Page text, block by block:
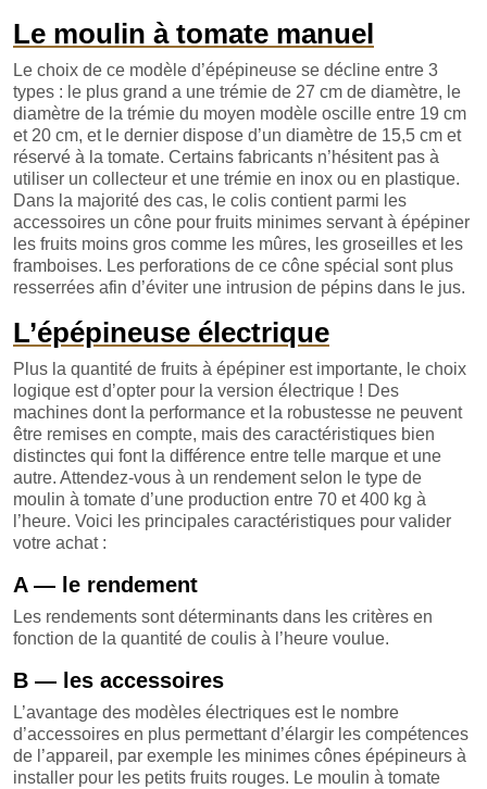
Le moulin à tomate manuel
Le choix de ce modèle d’épépineuse se décline entre 3
types : le plus grand a une trémie de 27 cm de diamètre, le
diamètre de la trémie du moyen modèle oscille entre 19 cm
et 20 cm, et le dernier dispose d’un diamètre de 15,5 cm et
réservé à la tomate. Certains fabricants n’hésitent pas à
utiliser un collecteur et une trémie en inox ou en plastique.
Dans la majorité des cas, le colis contient parmi les
accessoires un cône pour fruits minimes servant à épépiner
les fruits moins gros comme les mûres, les groseilles et les
framboises. Les perforations de ce cône spécial sont plus
resserrées afin d’éviter une intrusion de pépins dans le jus.
L’épépineuse électrique
Plus la quantité de fruits à épépiner est importante, le choix
logique est d’opter pour la version électrique ! Des
machines dont la performance et la robustesse ne peuvent
être remises en compte, mais des caractéristiques bien
distinctes qui font la différence entre telle marque et une
autre. Attendez-vous à un rendement selon le type de
moulin à tomate d’une production entre 70 et 400 kg à
l’heure. Voici les principales caractéristiques pour valider
votre achat :
A — le rendement
Les rendements sont déterminants dans les critères en
fonction de la quantité de coulis à l’heure voulue.
B — les accessoires
L’avantage des modèles électriques est le nombre
d’accessoires en plus permettant d’élargir les compétences
de l’appareil, par exemple les minimes cônes épépineurs à
installer pour les petits fruits rouges. Le moulin à tomate